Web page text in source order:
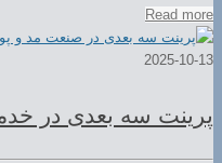
Read more
2025-10-13
پرینت سه بعدی در